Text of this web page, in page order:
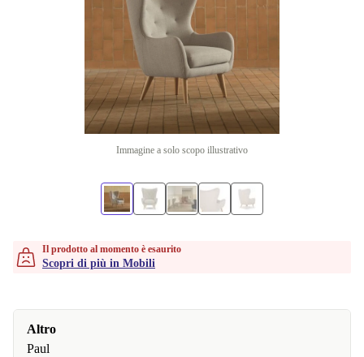
Immagine a solo scopo illustrativo
Il prodotto al momento è esaurito
Scopri di più in Mobili
Altro
Paul